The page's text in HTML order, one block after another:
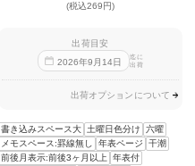
(税込269円)
出荷目安
2026年9 月14日
迄に
出荷
出荷オプションについて
書き込みスペース大 土曜日色分け
六曜
メモスペース:罫線無し
年表ページ
干潮
前後月表示:前後3ヶ月以上 年表付